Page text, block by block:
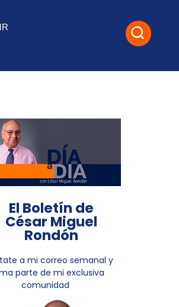
El Boletín de
César Miguel
Rondón
a mi correo semanal y
parte de mi exclusiva
comunidad